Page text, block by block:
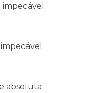
absoluta